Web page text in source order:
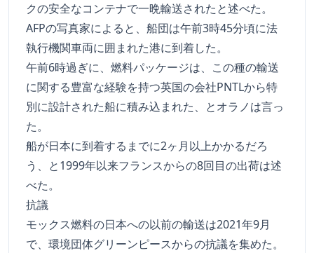
クの安全なコンテナで一晩輸送されたと述べた。
AFPの写真家によると、船団は午前3時45分頃に法
執行機関車両に囲まれた港に到着した。
午前6時過ぎに、燃料パッケージは、この種の輸送
に関する豊富な経験を持つ英国の会社PNTLから特
別に設計された船に積み込まれた、とオラノは言っ
た。
船が日本に到着するまでに2ヶ月以上かかるだろ
う、と1999年以来フランスからの8回目の出荷は述
べた。
抗議
モックス燃料の日本への以前の輸送は2021年9月
で、環境団体グリーンピースからの抗議を集めた。